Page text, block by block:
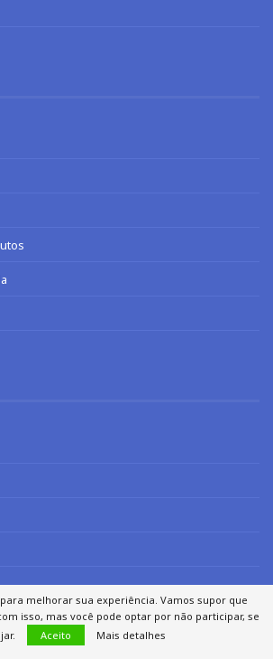
melhorar sua experiência. Vamos supor que
isso, mas você pode optar por não participar, se
Aceito Mais detalhes